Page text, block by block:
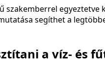
szakemberrel egyeztetve
segíthet a
a víz- és